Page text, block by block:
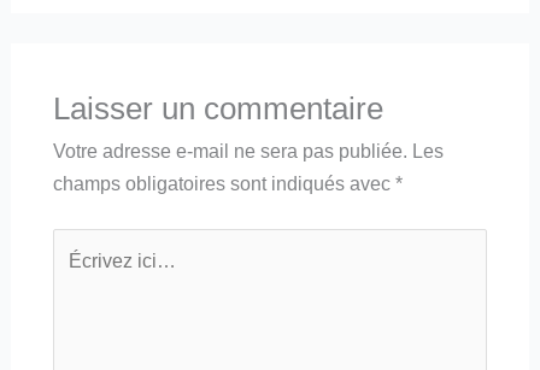
Laisser un commentaire
Votre adresse e-mail ne sera pas publiée. Les
champs obligatoires sont indiqués avec *